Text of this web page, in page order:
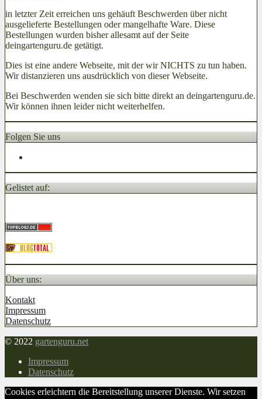
in letzter Zeit erreichen uns gehäuft Beschwerden über nicht
ausgelieferte Bestellungen oder mangelhafte Ware. Diese
Bestellungen wurden bisher allesamt auf der Seite
deingartenguru.de getätigt.
Dies ist eine andere Webseite, mit der wir NICHTS zu tun haben.
Wir distanzieren uns ausdrücklich von dieser Webseite.
Bei Beschwerden wenden sie sich bitte direkt an deingartenguru.de.
Wir können ihnen leider nicht weiterhelfen.
Folgen Sie uns
Gelistet auf:
Über uns:
Kontakt
Impressum
Datenschutz
© 2022 gartenguru.net
Impressum
Datenschutz
Cookies erleichtern die Bereitstellung unserer Dienste. Wir setzen